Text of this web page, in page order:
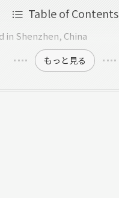
Table of Contents
in Shenzhen, China
もっと見る